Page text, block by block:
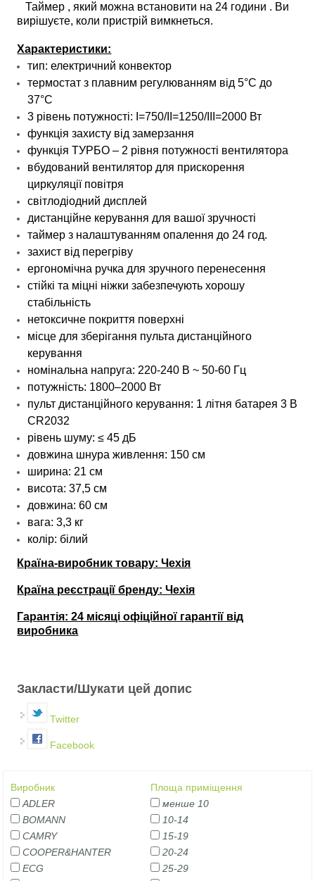
Таймер , який можна встановити на 24 години . Ви
вирішуєте, коли пристрій вимкнеться.
Характеристики:
тип: електричний конвектор
термостат з плавним регулюванням від 5°C до
37°C
3 рівень потужності: I=750/II=1250/III=2000 Вт
функція захисту від замерзання
функція ТУРБО – 2 рівня потужності вентилятора
вбудований вентилятор для прискорення
циркуляції повітря
світлодіодний дисплей
дистанційне керування для вашої зручності
таймер з налаштуванням опалення до 24 год.
захист від перегріву
ергономічна ручка для зручного перенесення
стійкі та міцні ніжки забезпечують хорошу
стабільність
нетоксичне покриття поверхні
місце для зберігання пульта дистанційного
керування
номінальна напруга: 220-240 В ~ 50-60 Гц
потужність: 1800–2000 Вт
пульт дистанційного керування: 1 літня батарея 3 В
CR2032
рівень шуму: ≤ 45 дБ
довжина шнура живлення: 150 см
ширина: 21 см
висота: 37,5 см
довжина: 60 ​​см
вага: 3,3 кг
колір: білий
Країна-виробник товару: Чехія
Країна реєстрації бренду: Чехія
Гарантія: 24 місяці офіційної гарантії від
виробника
Закласти/Шукати цей допис
Twitter
Facebook
Виробник
ADLER
BOMANN
CAMRY
COOPER&HANTER
ECG
Площа приміщення
менше 10
10-14
15-19
20-24
25-29